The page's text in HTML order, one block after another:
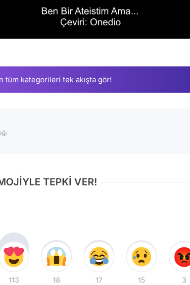
tüm kategorileri tek akışta gör!
TEPKİ VER!
113 18 17 15 3